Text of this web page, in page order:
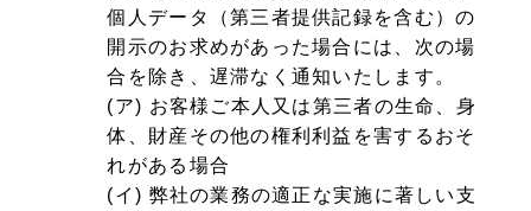
個人データ（第三者提供記録を含む）の
開示のお求めがあった場合には、次の場
合を除き、遅滞なく通知いたします。
(ア) お客様ご本人又は第三者の生命、身
体、財産その他の権利利益を害するおそ
れがある場合
(イ) 弊社の業務の適正な実施に著しい支